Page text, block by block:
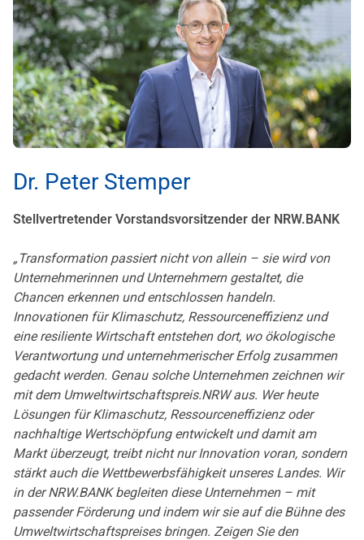
Dr. Peter Stemper
Stellvertretender Vorstandsvorsitzender der NRW.BANK
„Transformation passiert nicht von allein – sie wird von
Unternehmerinnen und Unternehmern gestaltet, die
Chancen erkennen und entschlossen handeln.
Innovationen für Klimaschutz, Ressourceneffizienz und
eine resiliente Wirtschaft entstehen dort, wo ökologische
Verantwortung und unternehmerischer Erfolg zusammen
gedacht werden. Genau solche Unternehmen zeichnen wir
mit dem Umweltwirtschaftspreis.NRW aus. Wer heute
Lösungen für Klimaschutz, Ressourceneffizienz oder
nachhaltige Wertschöpfung entwickelt und damit am
Markt überzeugt, treibt nicht nur Innovation voran, sondern
stärkt auch die Wettbewerbsfähigkeit unseres Landes. Wir
in der NRW.BANK begleiten diese Unternehmen – mit
passender Förderung und indem wir sie auf die Bühne des
Umweltwirtschaftspreises bringen. Zeigen Sie den